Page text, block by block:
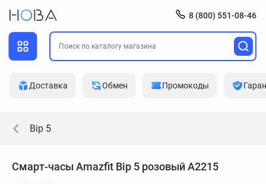
8 (800) 551-08-46
Доставка Обмен Промокоды
Bip 5
Смарт-часы Amazfit Bip 5 розовый A2215